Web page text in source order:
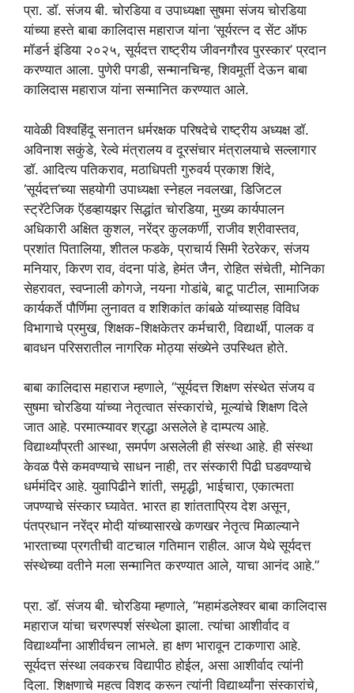
प्रा. डॉ. संजय बी. चोरडिया व उपाध्यक्षा सुषमा संजय चोरडिया
यांच्या हस्ते बाबा कालिदास महाराज यांना ‘सूर्यरत्न द सेंट ऑफ
मॉडर्न इंडिया २०२५, सूर्यदत्त राष्ट्रीय जीवनगौरव पुरस्कार’ प्रदान
करण्यात आला. पुणेरी पगडी, सन्मानचिन्ह, शिवमूर्ती देऊन बाबा
कालिदास महाराज यांना सन्मानित करण्यात आले.
यावेळी विश्वहिंदू सनातन धर्मरक्षक परिषदेचे राष्ट्रीय अध्यक्ष डॉ.
अविनाश सकुंडे, रेल्वे मंत्रालय व दूरसंचार मंत्रालयाचे सल्लागार
डॉ. आदित्य पतिकराव, मठाधिपती गुरुवर्य प्रकाश शिंदे,
‘सूर्यदत्त’च्या सहयोगी उपाध्यक्षा स्नेहल नवलखा, डिजिटल
स्ट्रॅटेजिक ऍडव्हायझर सिद्धांत चोरडिया, मुख्य कार्यपालन
अधिकारी अक्षित कुशल, नरेंद्र कुलकर्णी, राजीव श्रीवास्तव,
प्रशांत पितालिया, शीतल फडके, प्राचार्य सिमी रेठरेकर, संजय
मनियार, किरण राव, वंदना पांडे, हेमंत जैन, रोहित संचेती, मोनिका
सेहरावत, स्वप्नाली कोगजे, नयना गोडांबे, बाटू पाटील, सामाजिक
कार्यकर्ते पौर्णिमा लुनावत व शशिकांत कांबळे यांच्यासह विविध
विभागाचे प्रमुख, शिक्षक-शिक्षकेतर कर्मचारी, विद्यार्थी, पालक व
बावधन परिसरातील नागरिक मोठ्या संख्येने उपस्थित होते.
बाबा कालिदास महाराज म्हणाले, “सूर्यदत्त शिक्षण संस्थेत संजय व
सुषमा चोरडिया यांच्या नेतृत्वात संस्कारांचे, मूल्यांचे शिक्षण दिले
जात आहे. परमात्म्यावर श्रद्धा असलेले हे दाम्पत्य आहे.
विद्यार्थ्यांप्रती आस्था, समर्पण असलेली ही संस्था आहे. ही संस्था
केवळ पैसे कमवण्याचे साधन नाही, तर संस्कारी पिढी घडवण्याचे
धर्ममंदिर आहे. युवापिढीने शांती, समृद्धी, भाईचारा, एकात्मता
जपण्याचे संस्कार घ्यावेत. भारत हा शांतताप्रिय देश असून,
पंतप्रधान नरेंद्र मोदी यांच्यासारखे कणखर नेतृत्व मिळाल्याने
भारताच्या प्रगतीची वाटचाल गतिमान राहील. आज येथे सूर्यदत्त
संस्थेच्या वतीने मला सन्मानित करण्यात आले, याचा आनंद आहे.”
प्रा. डॉ. संजय बी. चोरडिया म्हणाले, “महामंडलेश्वर बाबा कालिदास
महाराज यांचा चरणस्पर्श संस्थेला झाला. त्यांचा आशीर्वाद व
विद्यार्थ्यांना आशीर्वचन लाभले. हा क्षण भारावून टाकणारा आहे.
सूर्यदत्त संस्था लवकरच विद्यापीठ होईल, असा आशीर्वाद त्यांनी
दिला. शिक्षणाचे महत्व विशद करून त्यांनी विद्यार्थ्यांना संस्कारांचे,